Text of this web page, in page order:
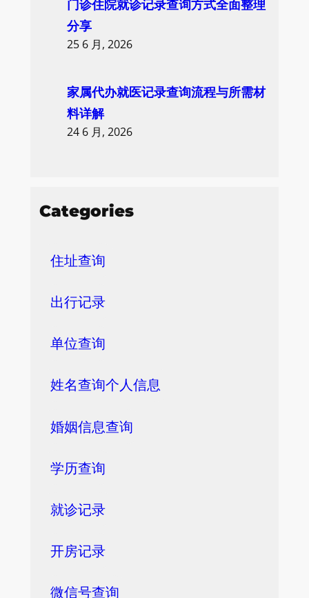
门诊住院就诊记录查询方式全面整理
分享
25 6 月, 2026
家属代办就医记录查询流程与所需材
料详解
24 6 月, 2026
Categories
住址查询
出行记录
单位查询
姓名查询个人信息
婚姻信息查询
学历查询
就诊记录
开房记录
微信号查询